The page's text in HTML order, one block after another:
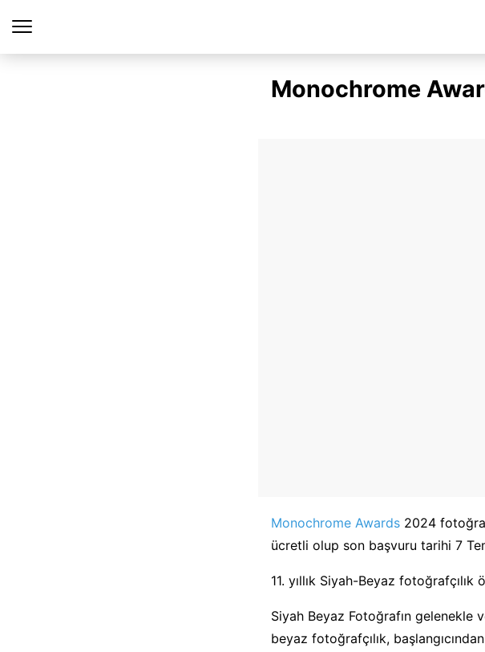
Monochrome
Monochrome Awards 2024 fotoğraf
ücretli olup son başvuru tarihi 7
11. yıllık Siyah-Beyaz
Siyah Beyaz Fotoğrafın gelenekle
beyaz fotoğrafçılık,